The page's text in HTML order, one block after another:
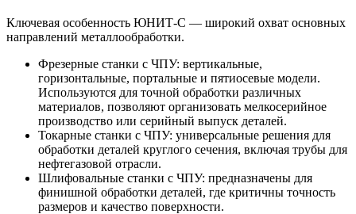
Ключевая особенность ЮНИТ-С — широкий охват основных
направлений металлообработки.
Фрезерные станки с ЧПУ: вертикальные,
горизонтальные, портальные и пятиосевые модели.
Используются для точной обработки различных
материалов, позволяют организовать мелкосерийное
производство или серийный выпуск деталей.
Токарные станки с ЧПУ: универсальные решения для
обработки деталей круглого сечения, включая трубы для
нефтегазовой отрасли.
Шлифовальные станки с ЧПУ: предназначены для
финишной обработки деталей, где критичны точность
размеров и качество поверхности.